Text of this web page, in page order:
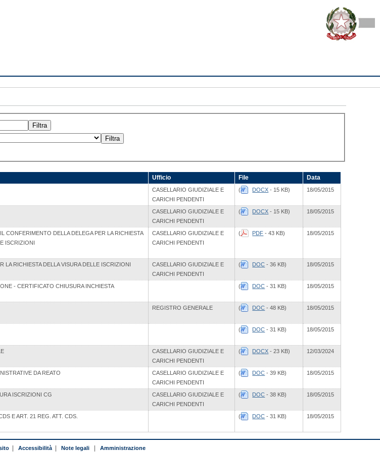
Ufficio File
Data
CASELLARIO GIUDIZIALE E
CARICHI PENDENTI
( DOCX - 15 KB) 18/05/2015
CASELLARIO GIUDIZIALE E
CARICHI PENDENTI
( DOCX - 15 KB) 18/05/2015
CONFERIMENTO DELLA DELEGA PER LA RICHIESTA
ISCRIZIONI
CASELLARIO GIUDIZIALE E
CARICHI PENDENTI
( PDF - 43 KB) 18/05/2015
RICHIESTA DELLA VISURA DELLE ISCRIZIONI
CASELLARIO GIUDIZIALE E
CARICHI PENDENTI
( DOC - 36 KB) 18/05/2015
- CERTIFICATO CHIUSURA INCHIESTA ( DOC - 31 KB) 18/05/2015
REGISTRO GENERALE ( DOC - 48 KB) 18/05/2015
( DOC - 31 KB) 18/05/2015
CASELLARIO GIUDIZIALE E
CARICHI PENDENTI
( DOCX - 23 KB) 12/03/2024
DA REATO
CASELLARIO GIUDIZIALE E
CARICHI PENDENTI
( DOC - 39 KB) 18/05/2015
ISCRIZIONI CG
CASELLARIO GIUDIZIALE E
CARICHI PENDENTI
( DOC - 38 KB) 18/05/2015
E ART. 21 REG. ATT. CDS. ( DOC - 31 KB) 18/05/2015
| Accessibilità| Note legali| Amministrazione